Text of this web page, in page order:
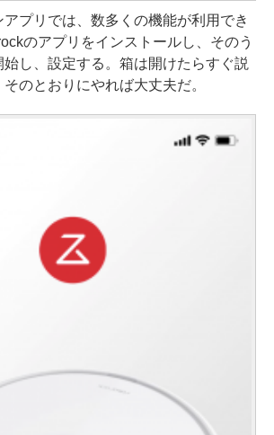
プリでは、数多くの機能が利用でき
のアプリをインストールし、そのう
始し、設定する。箱は開けたらすぐ説
のとおりにやれば大丈夫だ。